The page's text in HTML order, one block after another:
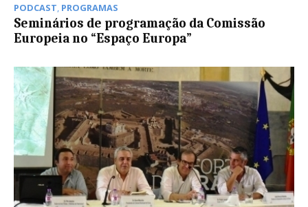
PODCAST PROGRAMAS
Seminários de programação da Comissão
Europeia no “Espaço Europa”